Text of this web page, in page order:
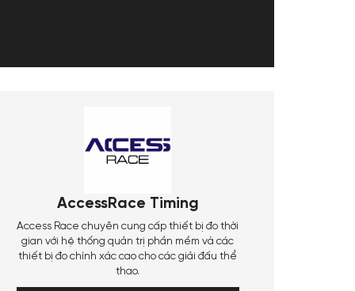
AccessRace Timing
Access Race chuyên cung cấp thiết bị đo thời
gian với hệ thống quản trị phần mềm và các
thiết bị đo chính xác cao cho các giải đấu thể
thao.